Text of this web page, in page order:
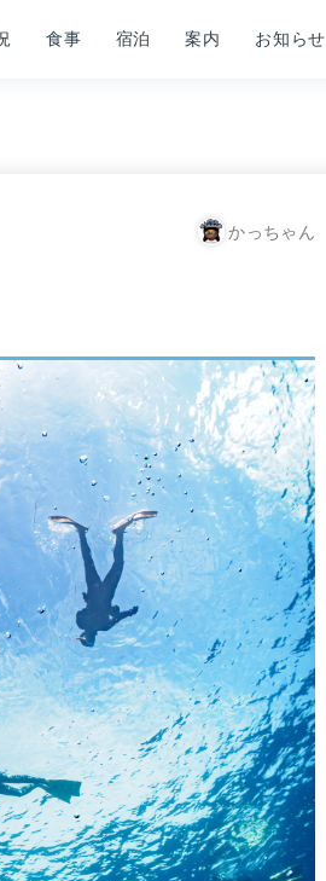
食事 宿泊 案内 お知らせ
かっちゃん